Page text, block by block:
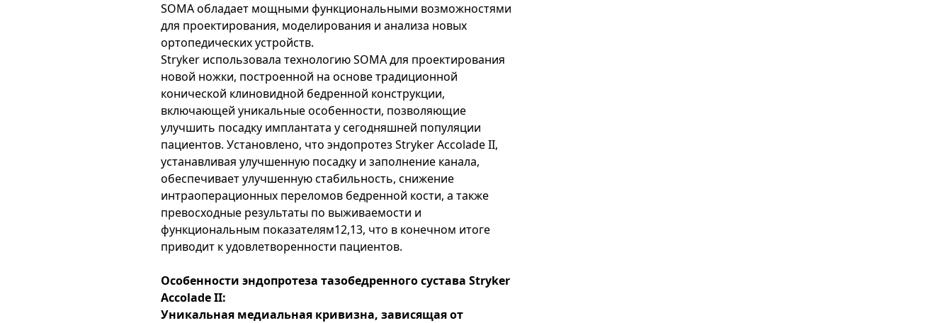
SOMA обладает мощными функциональными возможностями
для проектирования, моделирования и анализа новых
ортопедических устройств.
Stryker использовала технологию SOMA для проектирования
новой ножки, построенной на основе традиционной
конической клиновидной бедренной конструкции,
включающей уникальные особенности, позволяющие
улучшить посадку имплантата у сегодняшней популяции
пациентов. Установлено, что эндопротез Stryker Accolade II,
устанавливая улучшенную посадку и заполнение канала,
обеспечивает улучшенную стабильность, снижение
интраоперационных переломов бедренной кости, а также
превосходные результаты по выживаемости и
функциональным показателям12,13, что в конечном итоге
приводит к удовлетворенности пациентов.
Особенности эндопротеза тазобедренного сустава Stryker
Accolade II:
Уникальная медиальная кривизна, зависящая от